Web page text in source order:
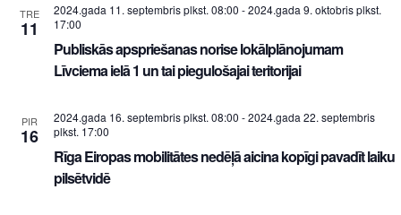
TRE
11
2024.gada 11. septembris plkst. 08:00 -2024.gada 9. oktobris plkst.
17:00
Publiskās apspriešanas norise lokālplānojumam
Līvciema ielā 1 un tai piegulošajai teritorijai
PIR
16
2024.gada 16. septembris plkst. 08:00 -2024.gada 22. septembris
plkst. 17:00
Rīga Eiropas mobilitātes nedēļā aicina kopīgi pavadīt laiku
pilsētvidē